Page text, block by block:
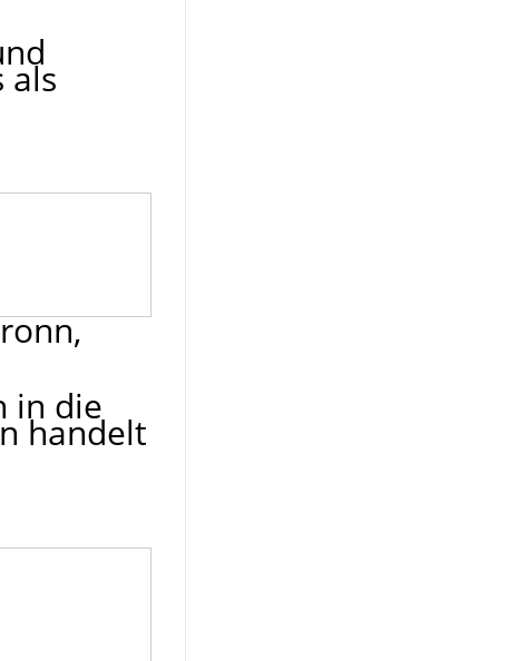
als
in die
handelt